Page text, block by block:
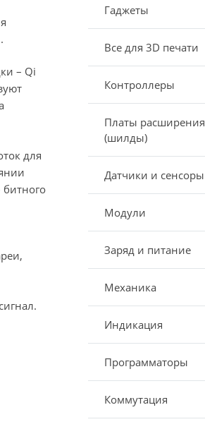
– Qi
для
битного
Гаджеты
Все для 3D печати
Контроллеры
Платы расширения
(шилды)
Датчики и сенсоры
Модули
Заряд и питание
Механика
Индикация
Программаторы
Коммутация